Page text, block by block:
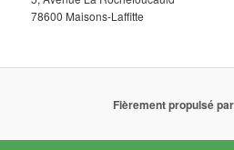
78600 Maisons-Laffitte
Fièrement propulsé